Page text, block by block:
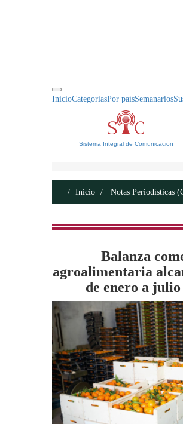
InicioCategoriasPor paísSemanarios
Sistema Integral de Comunicacion
Inicio Notas Periodísticas
Balanza
agroalimentaria
de enero a julio